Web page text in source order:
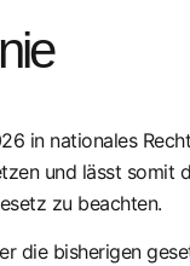
in nationales
und lässt somit
zu beachten.
die bisherigen